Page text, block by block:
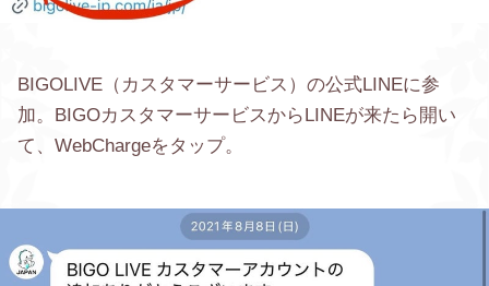
BIGOLIVE（カスタマーサービス）の公式LINEに参
加。BIGOカスタマーサービスからLINEが来たら開い
て、WebChargeをタップ。